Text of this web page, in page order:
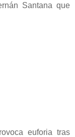
Santana que
euforia tras